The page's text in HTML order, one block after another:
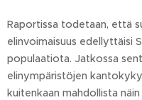
Raportissa todetaan, että
elinvoimaisuus edellyttäisi
populaatiota. Jatkossa
elinympäristöjen
kuitenkaan mahdollista